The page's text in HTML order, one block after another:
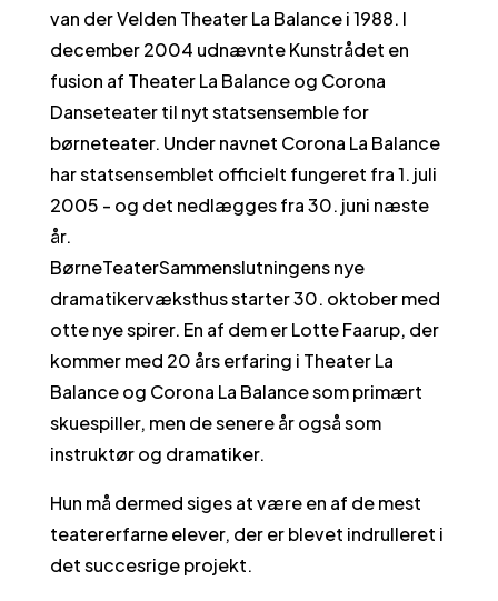
van der Velden Theater La Balance i 1988. I
december 2004 udnævnte Kunstrådet en
fusion af Theater La Balance og Corona
Danseteater til nyt statsensemble for
børneteater. Under navnet Corona La Balance
har statsensemblet officielt fungeret fra 1. juli
2005 - og det nedlægges fra 30. juni næste
år.
BørneTeaterSammenslutningens nye
dramatikervæksthus starter 30. oktober med
otte nye spirer. En af dem er Lotte Faarup, der
kommer med 20 års erfaring i Theater La
Balance og Corona La Balance som primært
skuespiller, men de senere år også som
instruktør og dramatiker.
Hun må dermed siges at være en af de mest
teatererfarne elever, der er blevet indrulleret i
det succesrige projekt.